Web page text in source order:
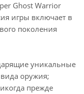
Ghost Warrior
игры включает в
поколения
уникальные
оружия;
прежде